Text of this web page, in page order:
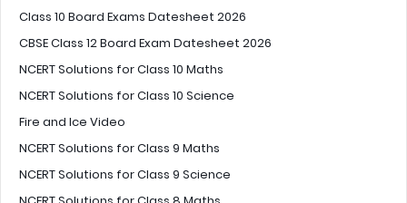
Class 10 Board Exams Datesheet 2026
CBSE Class 12 Board Exam Datesheet 2026
NCERT Solutions for Class 10 Maths
NCERT Solutions for Class 10 Science
Fire and Ice Video
NCERT Solutions for Class 9 Maths
NCERT Solutions for Class 9 Science